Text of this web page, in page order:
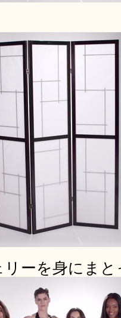
ーを身にま